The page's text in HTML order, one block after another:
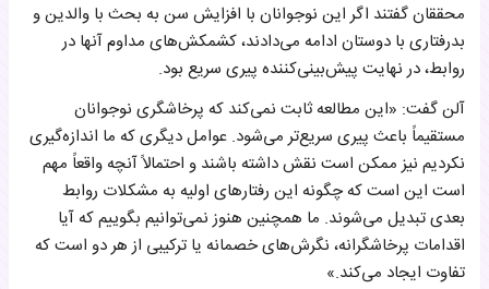
محققان گفتند اگر این نوجوانان با افزایش سن به بحث با والدین و
بدرفتاری با دوستان ادامه می‌دادند، کشمکش‌های مداوم آنها در
روابط، در نهایت پیش‌بینی‌کننده پیری سریع بود.
آلن گفت: «این مطالعه ثابت نمی‌کند که پرخاشگری نوجوانان
مستقیماً باعث پیری سریع‌تر می‌شود. عوامل دیگری که ما اندازه‌گیری
نکردیم نیز ممکن است نقش داشته باشند و احتمالاً آنچه واقعاً مهم
است این است که چگونه این رفتارهای اولیه به مشکلات روابط
بعدی تبدیل می‌شوند. ما همچنین هنوز نمی‌توانیم بگوییم که آیا
اقدامات پرخاشگرانه، نگرش‌های خصمانه یا ترکیبی از هر دو است که
تفاوت ایجاد می‌کند.»